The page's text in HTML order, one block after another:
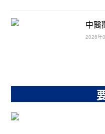
中醫
2026年